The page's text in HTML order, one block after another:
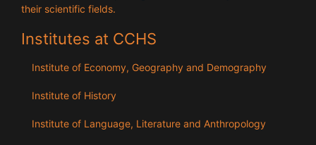
their scientific fields.
Institutes at CCHS
Institute of Economy, Geography and Demography
Institute of History
Institute of Language, Literature and Anthropology